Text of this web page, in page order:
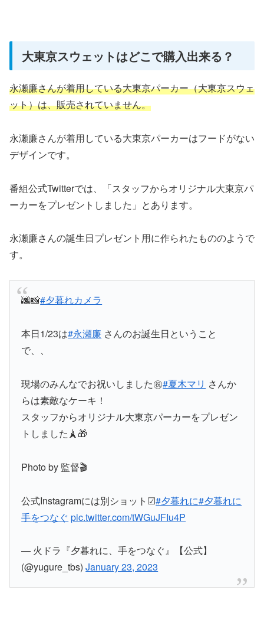
大東京スウェットはどこで購入出来る？
永瀬廉さんが着用している大東京パーカー（大東京スウェ
ット）は、販売されていません。
永瀬廉さんが着用している大東京パーカーはフードがない
デザインです。
番組公式Twitterでは、「スタッフからオリジナル大東京パ
ーカーをプレゼントしました」とあります。
永瀬廉さんの誕生日プレゼント用に作られたもののようで
す。
🌆📸#夕暮れカメラ
本日1/23は#永瀬廉 さんのお誕生日ということ
で、、
現場のみんなでお祝いしました㊗️#夏木マリ さんか
らは素敵なケーキ！
スタッフからオリジナル大東京パーカーをプレゼン
トしました🗼🎁
Photo by 監督🎬
公式Instagramには別ショット☑︎#夕暮れに#夕暮れに
手をつなぐ pic.twitter.com/tWGuJFIu4P
— 火ドラ『夕暮れに、手をつなぐ』【公式】
(@yugure_tbs)January 23, 2023